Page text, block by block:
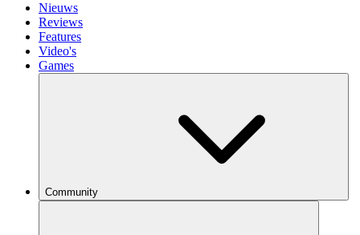
Nieuws
Reviews
Features
Video's
Games
Community